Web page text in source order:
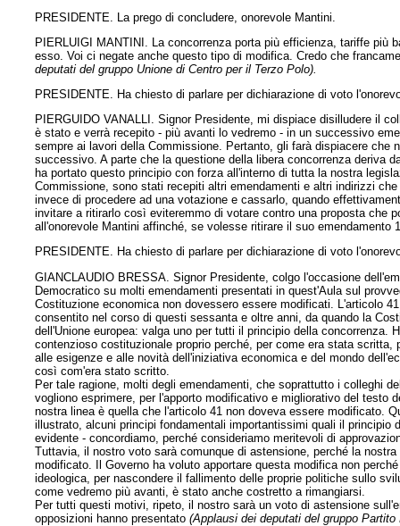
PRESIDENTE. La prego di concludere, onorevole Mantini.
PIERLUIGI MANTINI. La concorrenza porta più efficienza, tariffe più
esso. Voi ci negate anche questo tipo di modifica. Credo che
deputati del gruppo Unione di Centro per il Terzo Polo).
PRESIDENTE. Ha chiesto di parlare per dichiarazione di voto
PIERGUIDO VANALLI. Signor Presidente, mi dispiace disilludere il
è stato e verrà recepito - più avanti lo vedremo - in un successivo
sempre ai lavori della Commissione. Pertanto, gli farà dispiacere
successivo. A parte che la questione della libera concorrenza deriva
ha portato questo principio con forza all'interno di tutta la nostra
Commissione, sono stati recepiti altri emendamenti e altri indirizzi
invece di procedere ad una votazione e cassarlo, quando
invitare a ritirarlo così eviteremmo di votare contro una proposta che
all'onorevole Mantini affinché, se volesse ritirare il suo emendamento
PRESIDENTE. Ha chiesto di parlare per dichiarazione di voto
GIANCLAUDIO BRESSA. Signor Presidente, colgo l'occasione
Democratico su molti emendamenti presentati in quest'Aula sul
Costituzione economica non dovessero essere modificati. L'articolo
consentito nel corso di questi sessanta e oltre anni, da quando la
dell'Unione europea: valga uno per tutti il principio della
contenzioso costituzionale proprio perché, per come era stata
alle esigenze e alle novità dell'iniziativa economica e del mondo
così com'era stato scritto.
Per tale ragione, molti degli emendamenti, che soprattutto i colleghi
vogliono esprimere, per l'apporto modificativo e migliorativo del testo
nostra linea è quella che l'articolo 41 non doveva essere modificato.
illustrato, alcuni principi fondamentali importantissimi quali il
evidente - concordiamo, perché consideriamo meritevoli di
Tuttavia, il nostro voto sarà comunque di astensione, perché la
modificato. IlGoverno ha voluto apportare questa modifica non
ideologica, per nascondere il fallimento delle proprie politiche sullo
come vedremo più avanti, è stato anche costretto a rimangiarsi.
Per tutti questi motivi, ripeto, il nostro sarà un voto di astensione
opposizioni hanno presentato(Applausi dei deputati del gruppo Partito